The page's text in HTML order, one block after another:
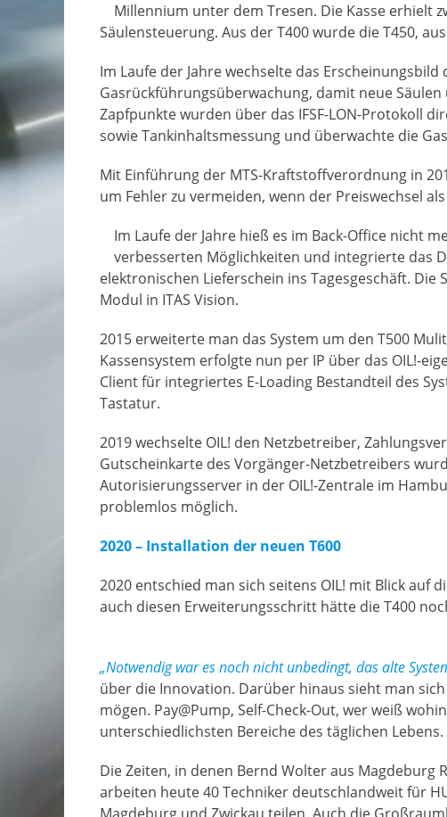
Millennium unter dem Tresen. Die Kasse erhielt
Säulensteuerung. Aus der T400 wurde die T450,
Im Laufe der Jahre wechselte das
Gasrückführungsüberwachung, damit neue
Zapfpunkte wurden über das IFSF-LON-Protokoll
sowie Tankinhaltsmessung und überwachte die
Mit Einführung der MTS-Kraftstoffverordnung in
um Fehler zu vermeiden, wenn der Preiswechsel
Im Laufe der Jahre hieß es im Back-Office nicht
verbesserten Möglichkeiten und integrierte das
elektronischen Lieferschein ins Tagesgeschäft.
Modul in ITAS Vision.
2015 erweiterte man das System um den T500
Kassensystem erfolgte nun per IP über das OIL!-
Client für integriertes E-Loading Bestandteil des
Tastatur.
2019 wechselte OIL! den Netzbetreiber,
Gutscheinkarte des Vorgänger-Netzbetreibers
Autorisierungsserver in der OIL!-Zentrale im
problemlos möglich.
2020 – Installation der neuen T600
2020 entschied man sich seitens OIL! mit Blick auf
auch diesen Erweiterungsschritt hätte die T400
„Notwendig war es noch nicht unbedingt, das alte
über die Innovation. Darüber hinaus sieht man
mögen. Pay@Pump, Self-Check-Out, wer weiß
unterschiedlichsten Bereiche des täglichen Lebens.
Die Zeiten, in denen Bernd Wolter aus Magdeburg
arbeiten heute 40 Techniker deutschlandweit für